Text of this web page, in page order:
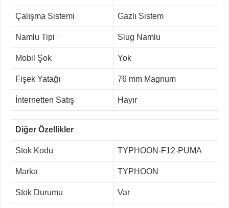
Çalışma Sistemi Gazlı Sistem
Namlu Tipi Slug Namlu
Mobil Şok Yok
Fişek Yatağı 76 mm Magnum
İnternetten Satış Hayır
Diğer Özellikler
Stok Kodu TYPHOON-F12-PUMA
Marka TYPHOON
Stok Durumu Var